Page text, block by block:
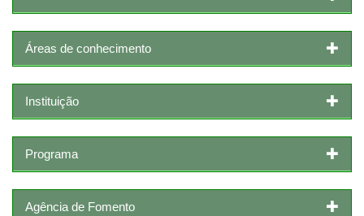
Áreas de conhecimento
Instituição
Programa
Agência de Fomento